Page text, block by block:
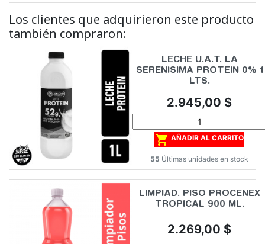
Los clientes que adquirieron este producto
también compraron:
LECHE U.A.T. LA
SERENISIMA PROTEIN 0% 1
LTS.
Precio
2.945,00 $
 AÑADIR AL CARRITO
55 Últimas unidades en stock
LIMPIAD. PISO PROCENEX
TROPICAL 900 ML.
Precio
2.269,00 $